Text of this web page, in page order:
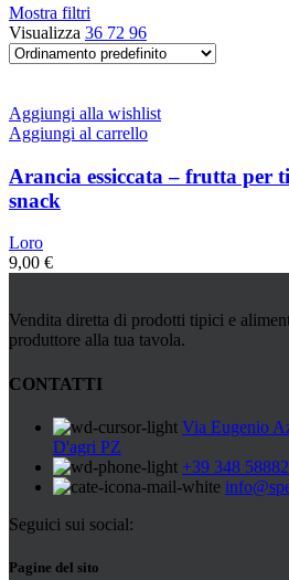
Mostra filtri
Visualizza 36 72 96
Aggiungi alla wishlist
Aggiungi al carrello
Arancia essiccata – frutta per
snack
Loro
9,00 €
Vendita diretta di prodotti tipici e
produttore alla tua tavola.
CONTATTI
Via Eugenio
D'agri PZ
+39 348
Seguici sui social:
Pagine del sito